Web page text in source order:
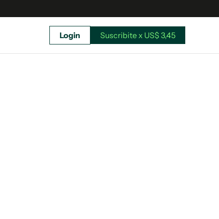
Login Suscribite x US$ 3,45